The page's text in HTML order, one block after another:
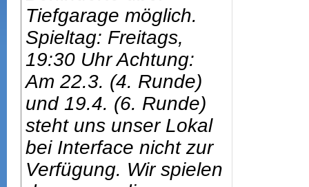
Tiefgarage möglich.
Spieltag: Freitags,
19:30 Uhr Achtung:
Am 22.3. (4. Runde)
und 19.4. (6. Runde)
steht uns unser Lokal
bei Interface nicht zur
Verfügung. Wir spielen